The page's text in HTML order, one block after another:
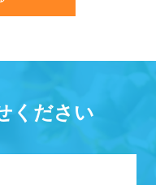
ください